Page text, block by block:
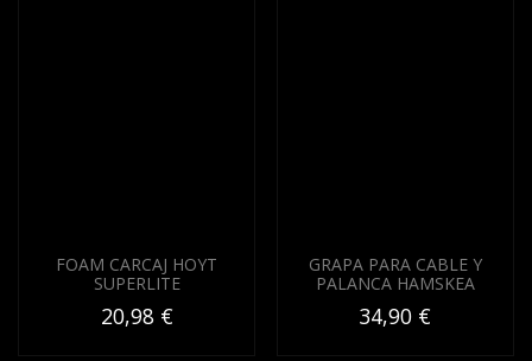
FOAM CARCAJ HOYT
SUPERLITE
20,98 €
GRAPA PARA CABLE Y
PALANCA HAMSKEA
34,90 €